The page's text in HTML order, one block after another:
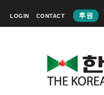
LOGIN CONTACT 후원